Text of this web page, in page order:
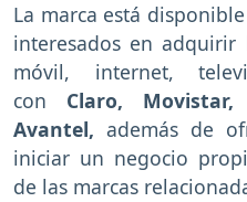
La marca está
interesados en adquirir
móvil, internet,
con Claro,
Avantel, además de
iniciar un negocio
de las marcas